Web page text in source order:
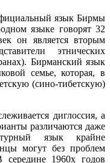
язык Бирмы
языке говорят 32
он является вторым
этнических
Бирманский язык
семье, которая, в
(сино-тибетскую)
диглоссия, а
различаются даже
язык крайне
могут без проблем
1960х годов